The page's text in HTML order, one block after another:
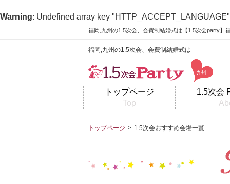
Warning: Undefined array key
福岡,九州の1.5次会、会費制結婚式は【1.5次会party】
福岡,九州の1.5次会、会費制結婚式は
トップページ
Top
1.5次会
トップページ > 1.5次会おすすめ会場一覧